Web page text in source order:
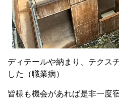
ディテールや納まり、テクス
した（職業病）
皆様も機会があれば是非一度